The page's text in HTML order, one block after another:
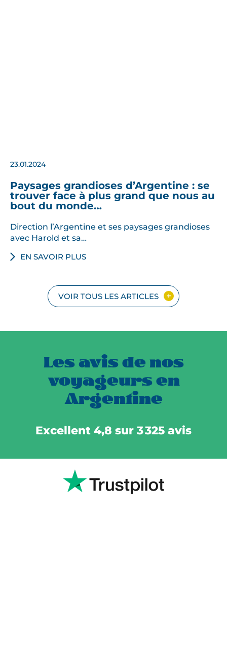
23.01.2024
Paysages grandioses d’Argentine : se
trouver face à plus grand que nous au
bout du monde…
Direction l’Argentine et ses paysages grandioses
avec Harold et sa…
EN SAVOIR PLUS
VOIR TOUS LES ARTICLES
Les avis de nos
voyageurs en
Argentine
Excellent 4,8 sur 3 325 avis